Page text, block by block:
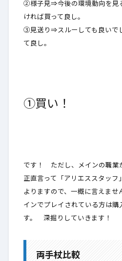
②様子見⇒今後の環境動向を見
ければ買って良し。
③見送り⇒スルーしても良いで
て良し。
①買い！
です！ ただし、メインの職業
正直言って「アリエススタッフ
よりますので、一概に言えませ
インでプレイされている方は購
す。 深掘りしていきます！
両手杖比較